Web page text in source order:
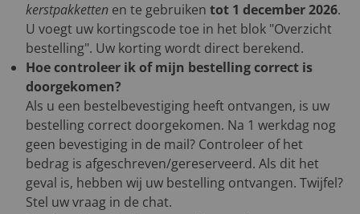
kerstpakketten en te gebruiken tot 1 december 2026.
U voegt uw kortingscode toe in het blok "Overzicht
bestelling". Uw korting wordt direct berekend.
Hoe controleer ik of mijn bestelling correct is
doorgekomen?
Als u een bestelbevestiging heeft ontvangen, is uw
bestelling correct doorgekomen. Na 1 werkdag nog
geen bevestiging in de mail? Controleer of het
bedrag is afgeschreven/gereserveerd. Als dit het
geval is, hebben wij uw bestelling ontvangen. Twijfel?
Stel uw vraag in de chat.